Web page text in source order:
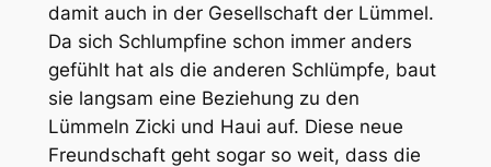
damit auch in der Gesellschaft der Lümmel.
Da sich Schlumpfine schon immer anders
gefühlt hat als die anderen Schlümpfe, baut
sie langsam eine Beziehung zu den
Lümmeln Zicki und Haui auf. Diese neue
Freundschaft geht sogar so weit, dass die